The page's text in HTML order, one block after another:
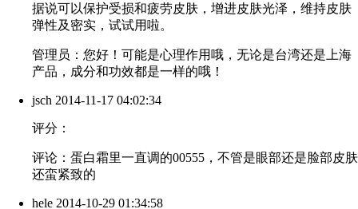
据说可以保护受损和疲劳皮肤，增进皮肤光泽，维持皮肤
弹性及密实，试试用啦。
管理员：您好！可能是心理作用哦，无论是台湾还是上海
产品，成分和功效都是一样的哦！
jsch 2014-11-17 04:02:34
评分：
评论：蛋白霜里一直调的00555，不管是眼部还是脸部皮肤
还蛮紧致的
hele 2014-10-29 01:34:58